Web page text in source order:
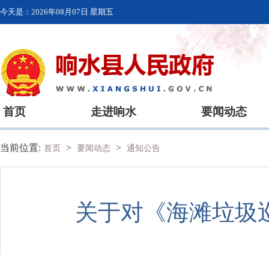
今天是： 2026年08月07日 星期五
首页 走进响水 要闻动态
当前位置: 首页 > 要闻动态 > 通知公告
关于对《海滩垃圾